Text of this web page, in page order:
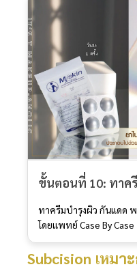
ขั้นตอนที่ 10: ทาค
ทาครีมบำรุงผิว กันแดด
โดยแพทย์ Case By Case
Subcision เหมา